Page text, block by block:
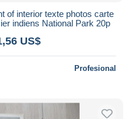
of interior texte photos carte
indiens National Park 20p
US$
Profesional